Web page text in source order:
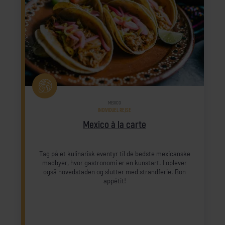
Mexico à la carte
MEXICO
INDIVIDUEL REJSE
Tag på et kulinarisk eventyr til de bedste mexicanske
madbyer, hvor gastronomi er en kunstart. I oplever
også hovedstaden og slutter med strandferie. Bon
appétit!